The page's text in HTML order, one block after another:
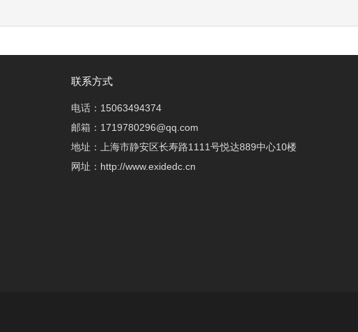
联系方式
电话：15063494374
邮箱：1719780296@qq.com
地址：上海市静安区长寿路1111号悦达889中心10楼
网址：http://www.exidedc.cn